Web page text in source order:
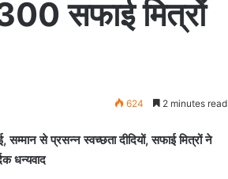
सफाई मित्रों
624 2 minutes read
से प्रसन्न स्वच्छता दीदियों, सफाई मित्रों ने
धन्यवाद